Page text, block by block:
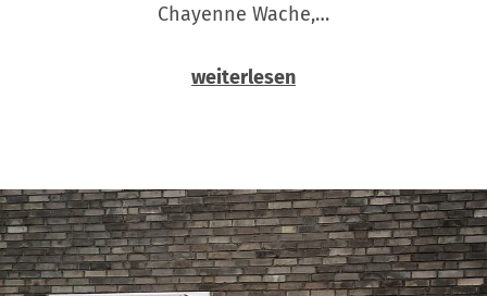
Chayenne Wache,…
weiterlesen